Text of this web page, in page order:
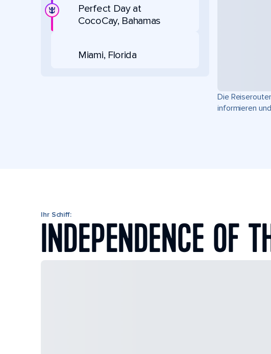
Perfect Day at
CocoCay, Bahamas
Miami, Florida
Die
informieren
Ihr Schiff:
INDEPENDENCE OF